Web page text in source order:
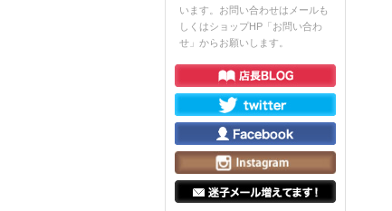
います。お問い合わせはメールも
しくはショップHP「お問い合わ
せ」からお願いします。